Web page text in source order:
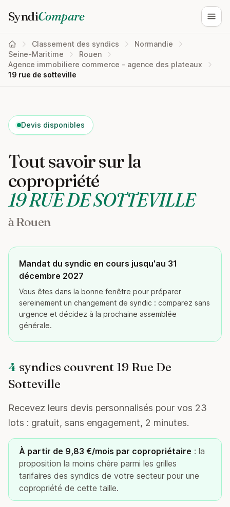
SyndiCompare
Classement des syndics
Normandie
Seine-Maritime
Rouen
Agence immobiliere commerce - agence des plateaux
19 rue de sotteville
Devis disponibles
Tout savoir sur la
copropriété
19 RUE DE SOTTEVILLE
à Rouen
Mandat du syndic en cours jusqu'au 31
décembre 2027
Vous êtes dans la bonne fenêtre pour préparer
sereinement un changement de syndic : comparez sans
urgence et décidez à la prochaine assemblée
générale.
4 syndics couvrent 19 Rue De
Sotteville
Recevez leurs devis personnalisés pour vos 23
lots : gratuit, sans engagement, 2 minutes.
À partir de 9,83 €/mois par copropriétaire : la
proposition la moins chère parmi les grilles
tarifaires des syndics de votre secteur pour une
copropriété de cette taille.